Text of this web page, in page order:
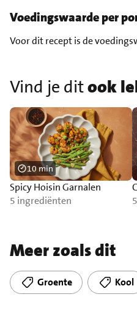
Voedingswaarde per
Voor dit recept is de
Vind je ditook
Spicy Hoisin Garnalen
5 ingrediënten
10 min
Meer zoals dit
Groente Kool